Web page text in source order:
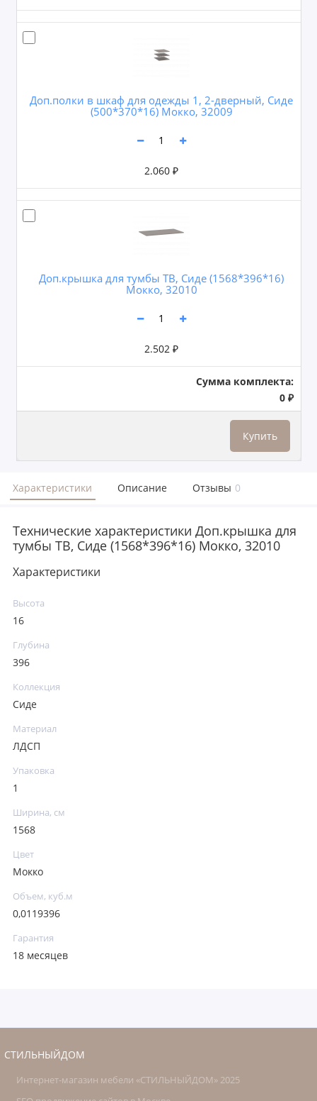
Доп.полки в шкаф для одежды 1, 2-дверный, Сиде
(500*370*16) Мокко, 32009
2.060 ₽
Доп.крышка для тумбы ТВ, Сиде (1568*396*16)
Мокко, 32010
2.502 ₽
Сумма комплекта:
0 ₽
Купить
Характеристики Описание Отзывы 0
Технические характеристики Доп.крышка для
тумбы ТВ, Сиде (1568*396*16) Мокко, 32010
Характеристики
Высота
16
Глубина
396
Коллекция
Сиде
Материал
ЛДСП
Упаковка
1
Ширина, см
1568
Цвет
Мокко
Объем, куб.м
0,0119396
Гарантия
18 месяцев
СТИЛЬНЫЙДОМ
Интернет-магазин мебели «СТИЛЬНЫЙДОМ» 2025